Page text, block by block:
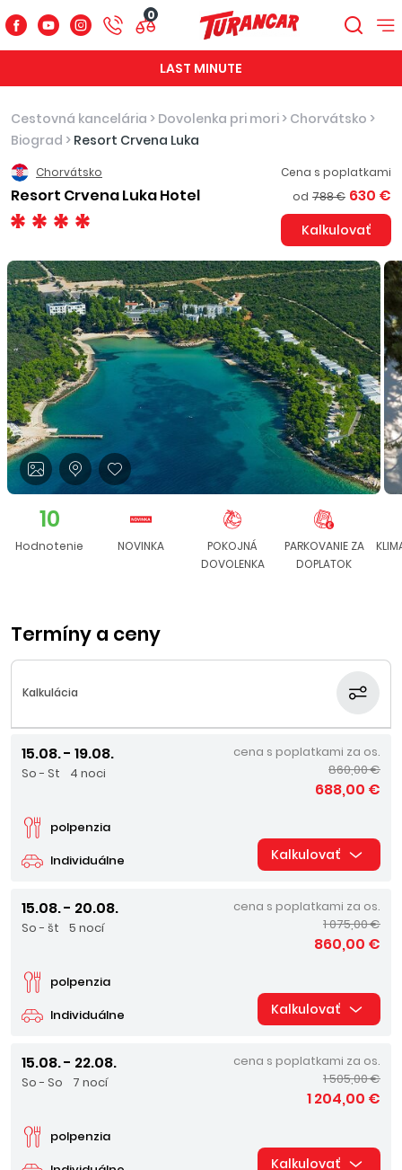
0
LAST MINUTE
Cestovná kancelária > Dovolenka pri mori > Chorvátsko >
Biograd > Resort Crvena Luka
Chorvátsko
Resort Crvena Luka Hotel
Cena s poplatkami
od 788 € 630 €
Kalkulovať
10
Hodnotenie NOVINKA
POKOJNÁ
DOVOLENKA
PARKOVANIE ZA
DOPLATOK
Termíny a ceny
Kalkulácia
15.08. - 19.08.
So - St 4 noci
Individuálne
polpenzia
cena s poplatkami za os.
860,00 €
688,00 €
Kalkulovať
15.08. - 20.08.
So - št 5 nocí
Individuálne
polpenzia
cena s poplatkami za os.
1 075,00 €
860,00 €
Kalkulovať
15.08. - 22.08.
So - So 7 nocí
polpenzia
cena s poplatkami za os.
1 505,00 €
1 204,00 €
Kalkulovať